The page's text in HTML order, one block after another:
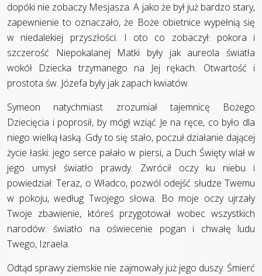
dopóki nie zobaczy Mesjasza. A jako że był już bardzo stary,
zapewnienie to oznaczało, że Boże obietnice wypełnią się
w niedalekiej przyszłości. I oto co zobaczył: pokora i
szczerość Niepokalanej Matki były jak aureola światła
wokół Dziecka trzymanego na Jej rękach. Otwartość i
prostota św. Józefa były jak zapach kwiatów.
Symeon natychmiast zrozumiał tajemnicę Bożego
Dziecięcia i poprosił, by mógł wziąć Je na ręce, co było dla
niego wielką łaską. Gdy to się stało, poczuł działanie dającej
życie łaski: jego serce pałało w piersi, a Duch Święty wlał w
jego umysł światło prawdy. Zwrócił oczy ku niebu i
powiedział: Teraz, o Władco, pozwól odejść słudze Twemu
w pokoju, według Twojego słowa. Bo moje oczy ujrzały
Twoje zbawienie, któreś przygotował wobec wszystkich
narodów: światło na oświecenie pogan i chwałę ludu
Twego, Izraela.
Odtąd sprawy ziemskie nie zajmowały już jego duszy. Śmierć